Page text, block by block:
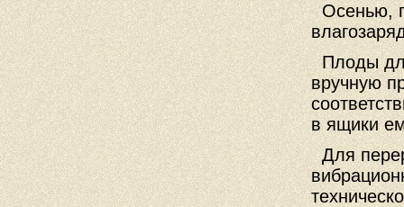
Осенью,
Плоды
вручную
в ящики
Для